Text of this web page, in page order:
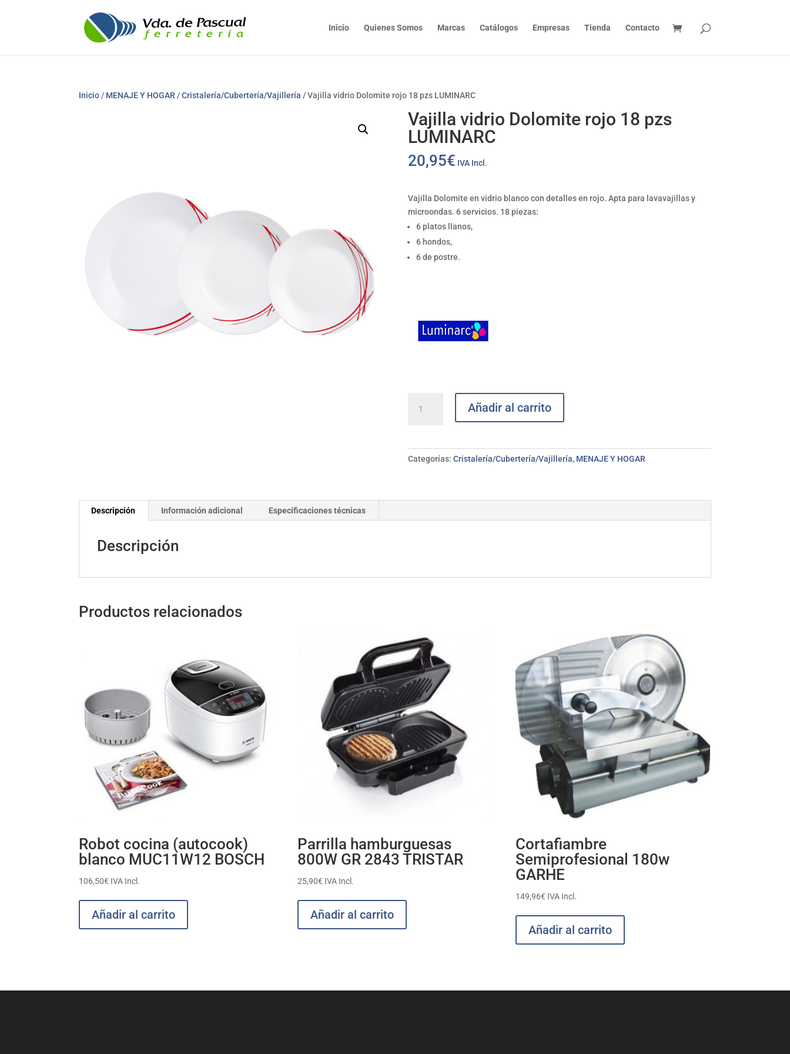
Inicio Quienes Somos Marcas Catálogos Empresas Tienda Contacto
Inicio / MENAJE Y HOGAR /Cristalería/Cubertería/Vajillería / Vajilla vidrio Dolomite rojo 18 pzs LUMINARC
Vajilla vidrio Dolomite rojo 18 pzs
LUMINARC
20,95€ IVA Incl.
Vajilla Dolomite en vidrio blanco con detalles en rojo. Apta para lavavajillas y
microondas. 6 servicios. 18 piezas:
6 platos llanos,
6 hondos,
6 de postre.
vidrio
Añadir al carrito
Categorías: Cristalería/Cubertería/Vajillería, MENAJE Y HOGAR
Descripción Información adicional Especificaciones técnicas
Descripción
Productos relacionados
Robot cocina (autocook)
blanco MUC11W12 BOSCH
106,50€ IVA Incl.
Añadir al carrito
Parrilla hamburguesas
800W GR 2843 TRISTAR
25,90€ IVA Incl.
Añadir al carrito
Cortafiambre
Semiprofesional 180w
GARHE
149,96€ IVA Incl.
Añadir al carrito